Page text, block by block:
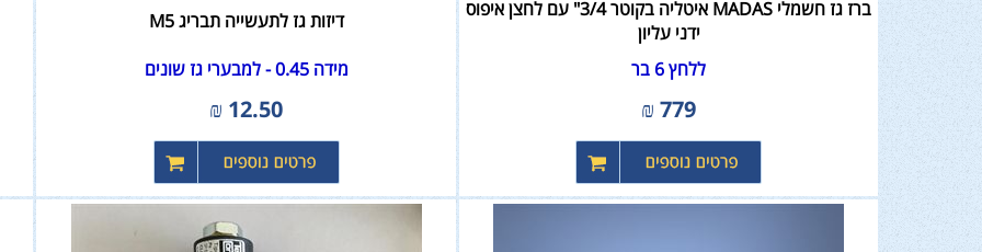
ברז גז חשמלי MADAS איטליה בקוטר 3/4" עם לחצן איפוס
ידני עליון
ללחץ 6 בר
779
₪
דיזות גז לתעשייה תבריג M5
מידה 0.45 - למבערי גז שונים
12.50
₪